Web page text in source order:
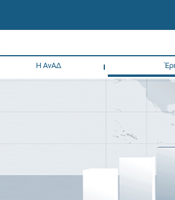
Η ΑνΑΔ